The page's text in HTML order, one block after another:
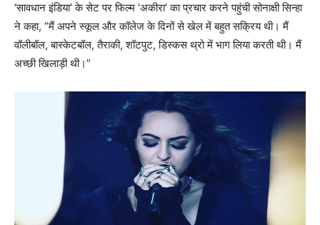
‘सावधान इंडिया’ के सेट पर फिल्म ‘अकीरा’ का प्रचार करने पहुंची सोनाक्षी सिन्‍हा
ने कहा, “मैं अपने स्कूल और कॉलेज के दिनों से खेल में बहुत सक्रिय थी। मैं
वॉलीबॉल, बास्केटबॉल, तैराकी, शॉटपुट, डिस्कस थ्रो में भाग लिया करती थी। मैं
अच्छी खिलाड़ी थी।”